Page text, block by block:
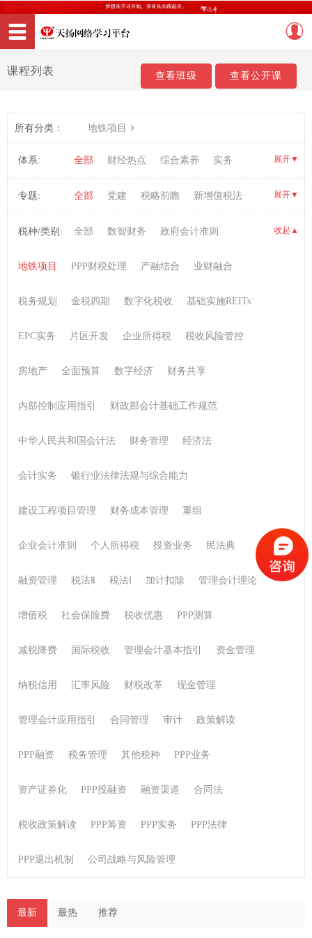
课程列表 查看班级 查看公开课
所有分类： 地铁项目
展开▼
体系: 全部 财经热点 综合素养 实务
职业资格考试 展开▼
专题: 全部 党建 税略前瞻 新增值税法
AI数智税务实战 信息技术 研发项目管理
财务会计 PPP实务 投融资 税收实务
内部控制与风险管理 管理会计 会计信息化
政策解读 法律法规 中级会计
银行业专业人员职业资格考试 一级建造师
注册会计师 会计职业道德 税务师 初级会计实务
收起 ▼
税种/类别: 全部 数智财务 政府会计准则
地铁项目 PPP财税处理 产融结合 业财融合
税务规划 金税四期 数字化税收 基础实施REITs
EPC实务 片区开发 企业所得税 税收风险管控
房地产 全面预算 数字经济 财务共享
内部控制应用指引 财政部会计基础工作规范
中华人民共和国会计法 财务管理 经济法
会计实务 银行业法律法规与综合能力
建设工程项目管理 财务成本管理 重组
企业会计准则 个人所得税 投资业务 民法典
融资管理 税法Ⅱ 税法Ⅰ 加计扣除 管理会计理论
增值税 社会保险费 税收优惠 PPP测算
减税降费 国际税收 管理会计基本指引 资金管理
纳税信用 汇率风险 财税改革 现金管理
管理会计应用指引 合同管理 审计 政策解读
PPP融资 税务管理 其他税种 PPP业务
资产证券化 PPP投融资 融资渠道 合同法
税收政策解读 PPP筹资 PPP实务 PPP法律
PPP退出机制 公司战略与风险管理
最新 最热 推荐